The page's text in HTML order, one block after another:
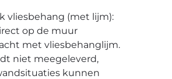
vliesbehang (met lijm):
op de muur
met vliesbehanglijm.
niet meegeleverd,
kunnen